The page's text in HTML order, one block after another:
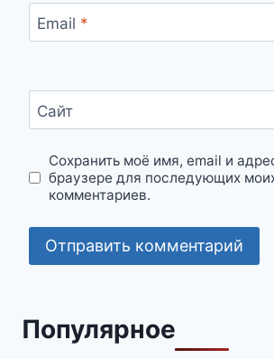
Email *
Сайт
Сохранить моё имя, email и
браузере для последующих
комментариев.
Популярное